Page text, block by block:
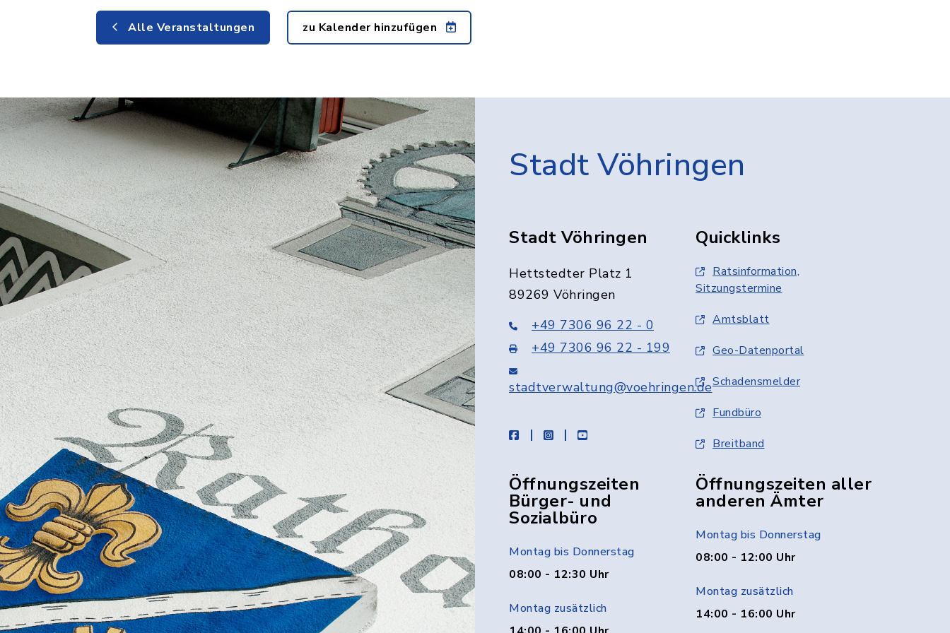
Alle Veranstaltungen zu Kalender hinzufügen
Stadt Vöhringen
Stadt Vöhringen
Hettstedter Platz 1
89269 Vöhringen
+49 7306 96 22 - 0
+49 7306 96 22 - 199
stadtverwaltung@voehringen.de
facebookinstagramyoutube
Quicklinks
Ratsinformation,
Sitzungstermine
Amtsblatt
Geo-Datenportal
Schadensmelder
Fundbüro
Breitband
Öffnungszeiten
Bürger- und
Sozialbüro
Montag bis Donnerstag
08:00 - 12:30 Uhr
Montag zusätzlich
Öffnungszeiten aller
anderen Ämter
Montag bis Donnerstag
08:00 - 12:00 Uhr
Montag zusätzlich
14:00 - 16:00 Uhr